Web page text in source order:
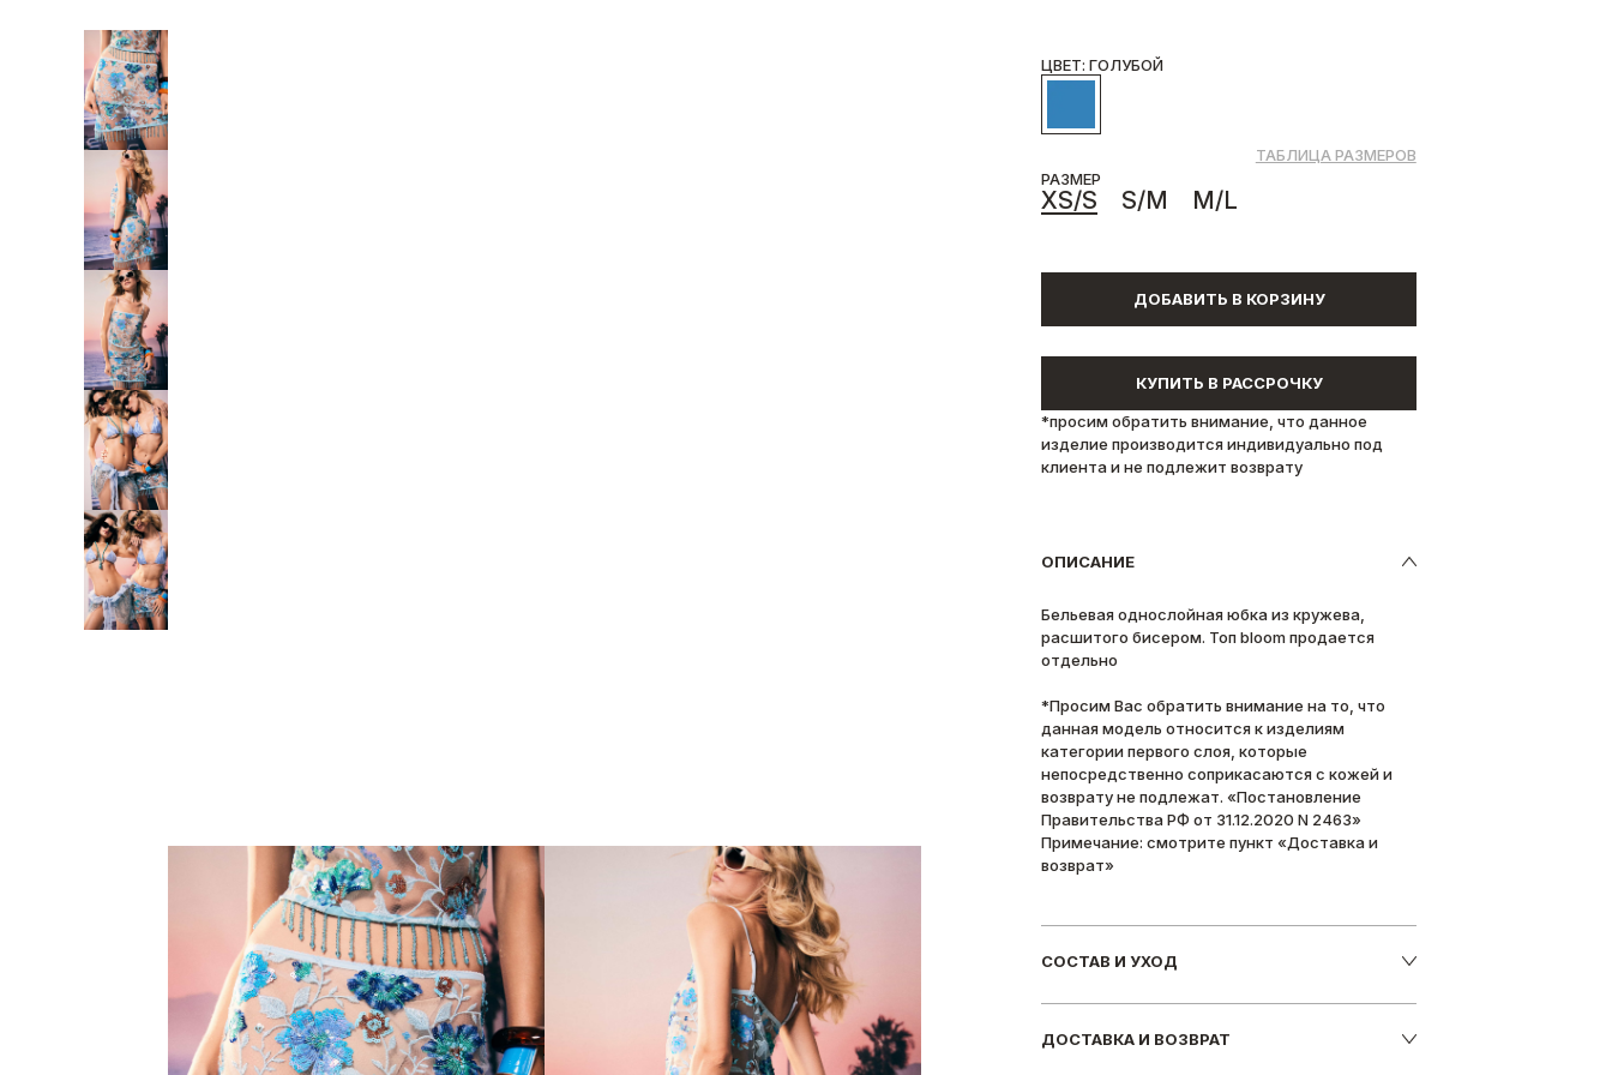
ДОБАВИТЬ В КОРЗИНУ
КУПИТЬ В РАССРОЧКУ
*просим обратить внимание, что данное
изделие производится индивидуально под
клиента и не подлежит возврату
РАЗМЕР
XS/S S/M M/L
ЦВЕТ: ГОЛУБОЙ
ТАБЛИЦА РАЗМЕРОВ
ОПИСАНИЕ
Бельевая однослойная юбка из кружева,
расшитого бисером. Топ bloom продается
отдельно
*Просим Вас обратить внимание на то, что
данная модель относится к изделиям
категории первого слоя, которые
непосредственно соприкасаются с кожей и
возврату не подлежат. «Постановление
Правительства РФ от 31.12.2020 N 2463»
Примечание: смотрите пункт «Доставка и
возврат»
СОСТАВ И УХОД
ДОСТАВКА И ВОЗВРАТ